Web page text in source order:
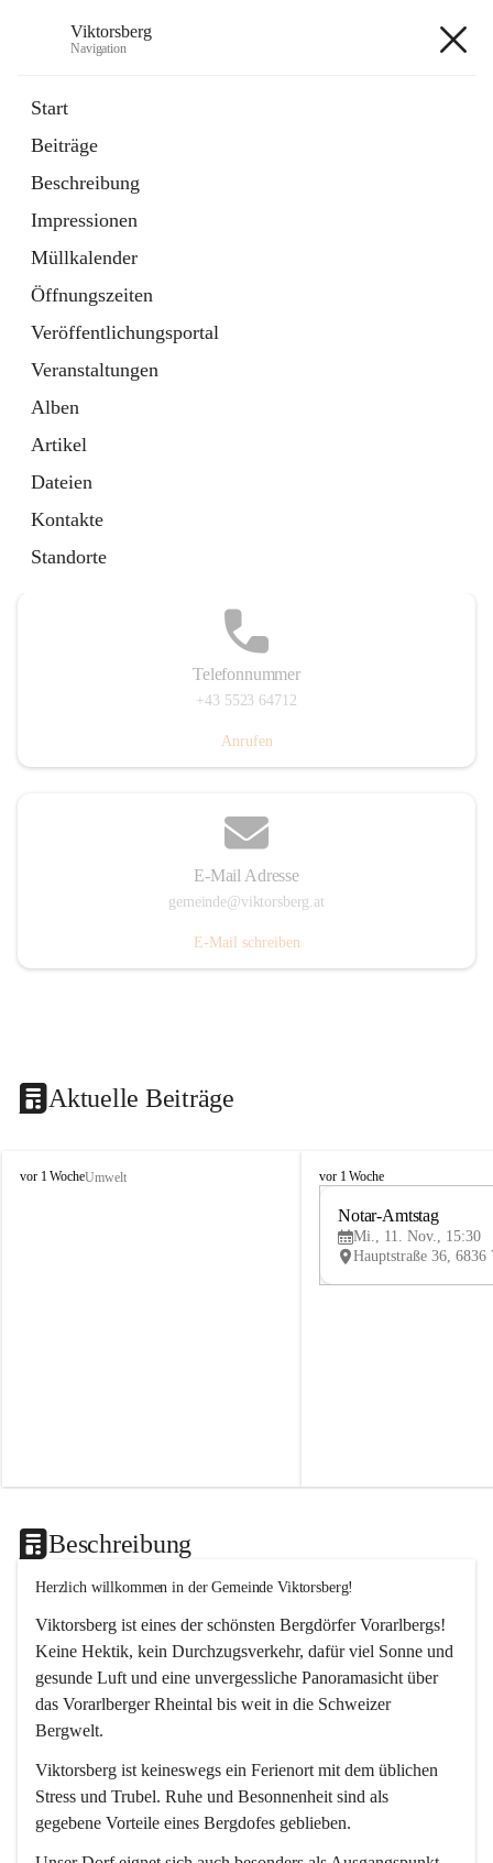
Viktorsberg
Navigation
Start
Beiträge
Beschreibung
Impressionen
Müllkalender
Öffnungszeiten
Veröffentlichungsportal
Veranstaltungen
Alben
Artikel
Dateien
Kontakte
Standorte
1 Schnellzugriff
Bürgerservice
10 Schnellzugriffe
Telefonnummer
+43 5523 64712
Anrufen
E-Mail Adresse
gemeinde@viktorsberg.at
E-Mail schreiben
Aktuelle Beiträge
V
vor 1 WocheUmwelt
V
vor 1 Woche
Notar-Amtstag
Mi., 11. Nov., 15:30
Beschreibung
Herzlich willkommen in der Gemeinde Viktorsberg!
Viktorsberg ist eines der schönsten Bergdörfer Vorarlbergs!
Keine Hektik, kein Durchzugsverkehr, dafür viel Sonne und
gesunde Luft und eine unvergessliche Panoramasicht über
das Vorarlberger Rheintal bis weit in die Schweizer
Bergwelt.
Viktorsberg ist keineswegs ein Ferienort mit dem üblichen
Stress und Trubel. Ruhe und Besonnenheit sind als
gegebene Vorteile eines Bergdofes geblieben.